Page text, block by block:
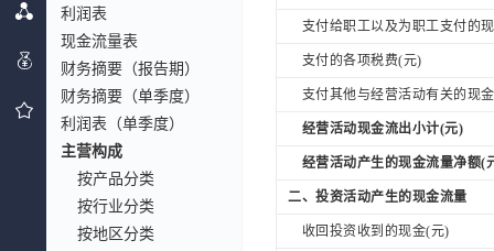
利润表
现金流量表
财务摘要（报告期）
财务摘要（单季度）
利润表（单季度）
主营构成
按产品分类
按行业分类
按地区分类
支付给职工以及为职工支付的
支付的各项税费(元)
支付其他与经营活动有关的现
经营活动现金流出小计(元)
经营活动产生的现金流量净额(
二、投资活动产生的现金流量
收回投资收到的现金(元)